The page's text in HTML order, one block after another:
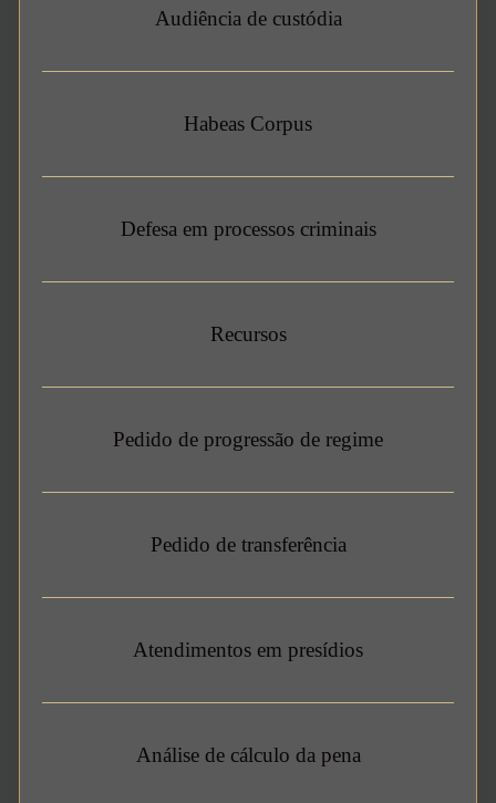
Audiência de custódia
Habeas Corpus
Defesa em processos criminais
Recursos
Pedido de progressão de regime
Pedido de transferência
Atendimentos em presídios
Análise de cálculo da pena